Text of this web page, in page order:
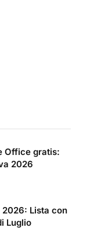
Office gratis:
2026
2026: Lista con
Luglio